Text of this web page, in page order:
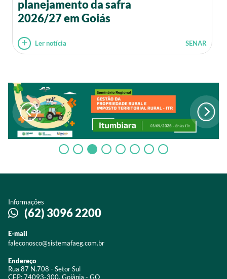
planejamento da safra
2026/27 em Goiás
Ler notícia SENAR
Informações
(62) 3096 2200
E-mail
faleconosco@sistemafaeg.com.br
Endereço
Rua 87 N.708 - Setor Sul
CEP: 74093-300, Goiânia - GO